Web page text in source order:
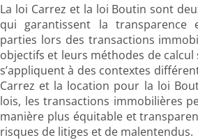
La loi Carrez et la loi Boutin sont
qui garantissent la
parties lors des transactions
objectifs et leurs méthodes de calcul
s’appliquent à des contextes
Carrez et la location pour la loi
lois, les transactions immobilières
manière plus équitable et
risques de litiges et de malentendus.